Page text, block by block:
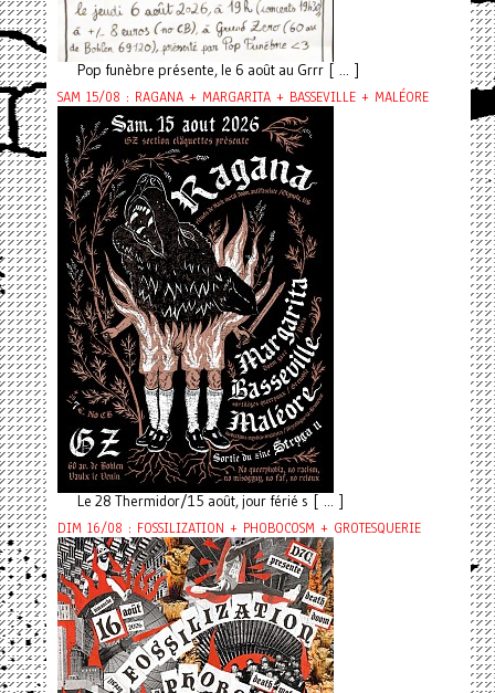
Pop funèbre présente, le 6 août au Grrr [ ... ]
SAM 15/08 : RAGANA + MARGARITA + BASSEVILLE + MALÉORE
Le 28 Thermidor/15 août, jour férié s [ ... ]
DIM 16/08 : FOSSILIZATION + PHOBOCOSM + GROTESQUERIE